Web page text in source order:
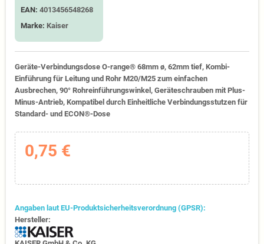
EAN: 4013456548268
Marke: Kaiser
Geräte-Verbindungsdose O-range® 68mm ø, 62mm tief, Kombi-
Einführung für Leitung und Rohr M20/M25 zum einfachen
Ausbrechen, 90° Rohreinführungswinkel, Geräteschrauben mit Plus-
Minus-Antrieb, Kompatibel durch Einheitliche Verbindungsstutzen für
Standard- und ECON®-Dose
0,75 €
Angaben laut EU-Produktsicherheitsverordnung (GPSR):
Hersteller: